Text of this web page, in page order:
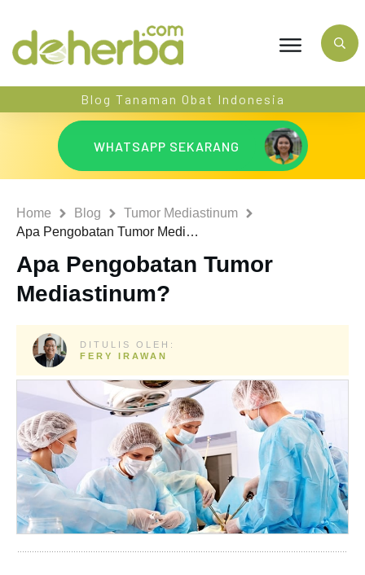
Blog Tanaman Obat Indonesia
WHATSAPP SEKARANG
Home Blog
Tumor Mediastinum
Apa Pengobatan Tumor Mediastinum?
Apa Pengobatan Tumor
Mediastinum?
DITULIS OLEH:
FERY IRAWAN